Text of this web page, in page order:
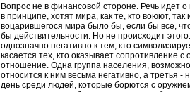
Вопрос не в финансовой стороне. Речь идет
в принципе, хотят мира, как те, кто воюют,
воцарившегося мира было бы, если бы все,
бы действительности. Но не происходит
однозначно негативно к тем, кто
касается тех, кто оказывает сопротивление с
отношение. Одна группа населения,
относится к ним весьма негативно, а третья
день среди людей, которые борются с